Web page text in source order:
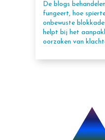
De blogs
fungeert, hoe
onbewuste
helpt bij het
oorzaken van